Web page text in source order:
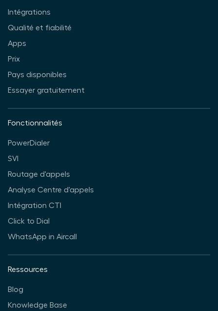
Intégrations
Qualité et fiabilité
Apps
Prix
Pays disponibles
Essayer gratuitement
Fonctionnalités
PowerDialer
SVI
Routage d'appels
Analyse Centre d'appels
Intégration CTI
Click to Dial
WhatsApp in Aircall
Ressources
Blog
Knowledge Base